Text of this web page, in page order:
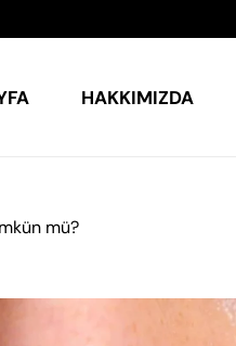
HAKKIMIZDA
mü?